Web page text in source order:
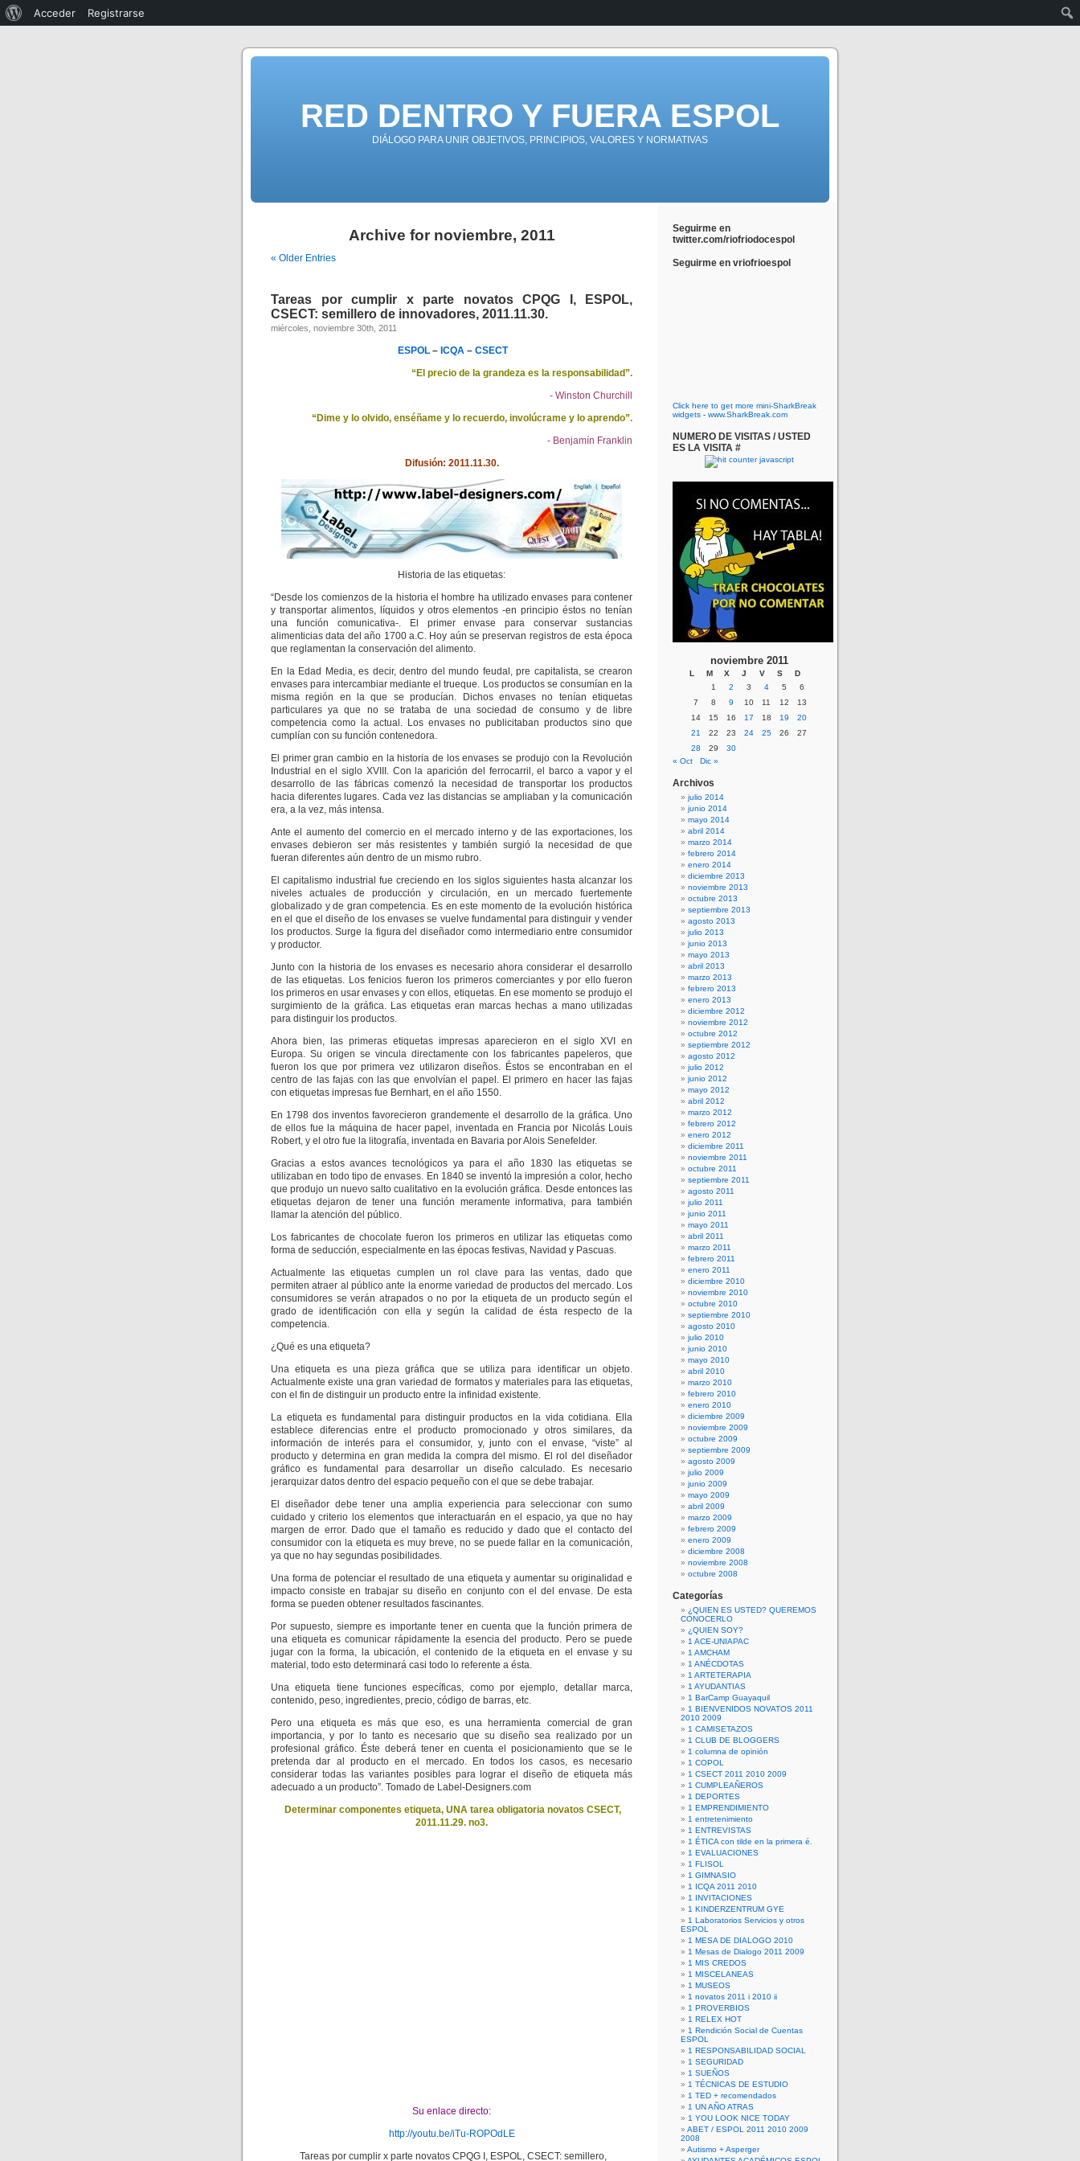
RED DENTRO Y FUERA ESPOL
DIÁLOGO PARA UNIR OBJETIVOS, PRINCIPIOS, VALORES Y NORMATIVAS
Archive for noviembre, 2011
« Older Entries
Tareas por cumplir x parte novatos CPQG I, ESPOL,
CSECT: semillero de innovadores, 2011.11.30.
miércoles, noviembre 30th, 2011
ESPOL – ICQA – CSECT
“El precio de la grandeza es la responsabilidad”.
- Winston Churchill
“Dime y lo olvido, enséñame y lo recuerdo, involúcrame y lo aprendo”.
- Benjamín Franklin
Difusión: 2011.11.30.
Historia de las etiquetas:
“Desde los comienzos de la historia el hombre ha utilizado envases para contener
y transportar alimentos, líquidos y otros elementos -en principio éstos no tenían
una función comunicativa-. El primer envase para conservar sustancias
alimenticias data del año 1700 a.C. Hoy aún se preservan registros de esta época
que reglamentan la conservación del alimento.
En la Edad Media, es decir, dentro del mundo feudal, pre capitalista, se crearon
envases para intercambiar mediante el trueque. Los productos se consumían en la
misma región en la que se producían. Dichos envases no tenían etiquetas
particulares ya que no se trataba de una sociedad de consumo y de libre
competencia como la actual. Los envases no publicitaban productos sino que
cumplían con su función contenedora.
El primer gran cambio en la historia de los envases se produjo con la Revolución
Industrial en el siglo XVIII. Con la aparición del ferrocarril, el barco a vapor y el
desarrollo de las fábricas comenzó la necesidad de transportar los productos
hacia diferentes lugares. Cada vez las distancias se ampliaban y la comunicación
era, a la vez, más intensa.
Ante el aumento del comercio en el mercado interno y de las exportaciones, los
envases debieron ser más resistentes y también surgió la necesidad de que
fueran diferentes aún dentro de un mismo rubro.
El capitalismo industrial fue creciendo en los siglos siguientes hasta alcanzar los
niveles actuales de producción y circulación, en un mercado fuertemente
globalizado y de gran competencia. Es en este momento de la evolución histórica
en el que el diseño de los envases se vuelve fundamental para distinguir y vender
los productos. Surge la figura del diseñador como intermediario entre consumidor
y productor.
Junto con la historia de los envases es necesario ahora considerar el desarrollo
de las etiquetas. Los fenicios fueron los primeros comerciantes y por ello fueron
los primeros en usar envases y con ellos, etiquetas. En ese momento se produjo el
surgimiento de la gráfica. Las etiquetas eran marcas hechas a mano utilizadas
para distinguir los productos.
Ahora bien, las primeras etiquetas impresas aparecieron en el siglo XVI en
Europa. Su origen se vincula directamente con los fabricantes papeleros, que
fueron los que por primera vez utilizaron diseños. Éstos se encontraban en el
centro de las fajas con las que envolvían el papel. El primero en hacer las fajas
con etiquetas impresas fue Bernhart, en el año 1550.
En 1798 dos inventos favorecieron grandemente el desarrollo de la gráfica. Uno
de ellos fue la máquina de hacer papel, inventada en Francia por Nicolás Louis
Robert, y el otro fue la litografía, inventada en Bavaria por Alois Senefelder.
Gracias a estos avances tecnológicos ya para el año 1830 las etiquetas se
utilizaban en todo tipo de envases. En 1840 se inventó la impresión a color, hecho
que produjo un nuevo salto cualitativo en la evolución gráfica. Desde entonces las
etiquetas dejaron de tener una función meramente informativa, para también
llamar la atención del público.
Los fabricantes de chocolate fueron los primeros en utilizar las etiquetas como
forma de seducción, especialmente en las épocas festivas, Navidad y Pascuas.
Actualmente las etiquetas cumplen un rol clave para las ventas, dado que
permiten atraer al público ante la enorme variedad de productos del mercado. Los
consumidores se verán atrapados o no por la etiqueta de un producto según el
grado de identificación con ella y según la calidad de ésta respecto de la
competencia.
¿Qué es una etiqueta?
Una etiqueta es una pieza gráfica que se utiliza para identificar un objeto.
Actualmente existe una gran variedad de formatos y materiales para las etiquetas,
con el fin de distinguir un producto entre la infinidad existente.
La etiqueta es fundamental para distinguir productos en la vida cotidiana. Ella
establece diferencias entre el producto promocionado y otros similares, da
información de interés para el consumidor, y, junto con el envase, “viste” al
producto y determina en gran medida la compra del mismo. El rol del diseñador
gráfico es fundamental para desarrollar un diseño calculado. Es necesario
jerarquizar datos dentro del espacio pequeño con el que se debe trabajar.
El diseñador debe tener una amplia experiencia para seleccionar con sumo
cuidado y criterio los elementos que interactuarán en el espacio, ya que no hay
margen de error. Dado que el tamaño es reducido y dado que el contacto del
consumidor con la etiqueta es muy breve, no se puede fallar en la comunicación,
ya que no hay segundas posibilidades.
Una forma de potenciar el resultado de una etiqueta y aumentar su originalidad e
impacto consiste en trabajar su diseño en conjunto con el del envase. De esta
forma se pueden obtener resultados fascinantes.
Por supuesto, siempre es importante tener en cuenta que la función primera de
una etiqueta es comunicar rápidamente la esencia del producto. Pero se puede
jugar con la forma, la ubicación, el contenido de la etiqueta en el envase y su
material, todo esto determinará casi todo lo referente a ésta.
Una etiqueta tiene funciones específicas, como por ejemplo, detallar marca,
contenido, peso, ingredientes, precio, código de barras, etc.
Pero una etiqueta es más que eso, es una herramienta comercial de gran
importancia, y por lo tanto es necesario que su diseño sea realizado por un
profesional gráfico. Éste deberá tener en cuenta el posicionamiento que se le
pretenda dar al producto en el mercado. En todos los casos, es necesario
considerar todas las variantes posibles para lograr el diseño de etiqueta más
adecuado a un producto”. Tomado de Label-Designers.com
Determinar componentes etiqueta, UNA tarea obligatoria novatos CSECT,
2011.11.29. no3.
Su enlace directo:
http://youtu.be/iTu-ROPOdLE
Tareas por cumplir x parte novatos CPQG I, ESPOL, CSECT: semillero,
Seguirme en
twitter.com/riofriodocespol
Seguirme en vriofrioespol
Click here to get more mini-SharkBreak
widgets - www.SharkBreak.com
NUMERO DE VISITAS / USTED
ES LA VISITA #
noviembre 2011
L M X J V S
D
1
2 3 4 5
6
7
8 9 10 11 12
13
14
15 16 17 18 19
20
21
22 23 24 25 26
27
28
29
30
« Oct
Dic »
Archivos
julio 2014
junio 2014
mayo 2014
abril 2014
marzo 2014
febrero 2014
enero 2014
diciembre 2013
noviembre 2013
octubre 2013
septiembre 2013
agosto 2013
julio 2013
junio 2013
mayo 2013
abril 2013
marzo 2013
febrero 2013
enero 2013
diciembre 2012
noviembre 2012
octubre 2012
septiembre 2012
agosto 2012
julio 2012
junio 2012
mayo 2012
abril 2012
marzo 2012
febrero 2012
enero 2012
diciembre 2011
noviembre 2011
octubre 2011
septiembre 2011
agosto 2011
julio 2011
junio 2011
mayo 2011
abril 2011
marzo 2011
febrero 2011
enero 2011
diciembre 2010
noviembre 2010
octubre 2010
septiembre 2010
agosto 2010
julio 2010
junio 2010
mayo 2010
abril 2010
marzo 2010
febrero 2010
enero 2010
diciembre 2009
noviembre 2009
octubre 2009
septiembre 2009
agosto 2009
julio 2009
junio 2009
mayo 2009
abril 2009
marzo 2009
febrero 2009
enero 2009
diciembre 2008
noviembre 2008
octubre 2008
Categorías
¿QUIEN ES USTED? QUEREMOS
CONOCERLO
¿QUIEN SOY?
1 ACE-UNIAPAC
1 AMCHAM
1 ANÉCDOTAS
1 ARTETERAPIA
1 AYUDANTIAS
1 BarCamp Guayaquil
1 BIENVENIDOS NOVATOS 2011
2010 2009
1 CAMISETAZOS
1 CLUB DE BLOGGERS
1 columna de opinión
1 COPOL
1 CSECT 2011 2010 2009
1 CUMPLEAÑEROS
1 DEPORTES
1 EMPRENDIMIENTO
1 entretenimiento
1 ENTREVISTAS
1 ÉTICA con tilde en la primera é.
1 EVALUACIONES
1 FLISOL
1 GIMNASIO
1 ICQA 2011 2010
1 INVITACIONES
1 KINDERZENTRUM GYE
1 Laboratorios Servicios y otros
ESPOL
1 MESA DE DIALOGO 2010
1 Mesas de Dialogo 2011 2009
1 MIS CREDOS
1 MISCELANEAS
1 MUSEOS
1 novatos 2011 i 2010 ii
1 PROVERBIOS
1 RELEX HOT
1 Rendición Social de Cuentas
ESPOL
1 RESPONSABILIDAD SOCIAL
1 SEGURIDAD
1 SUEÑOS
1 TÉCNICAS DE ESTUDIO
1 TED + recomendados
1 UN AÑO ATRAS
1 YOU LOOK NICE TODAY
ABET / ESPOL 2011 2010 2009
2008
Autismo + Asperger
Acceder Registrarse